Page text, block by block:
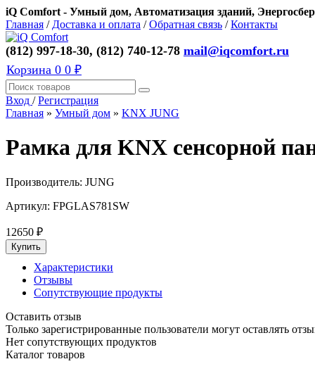
iQ Comfort - Умный дом, Автоматизация зданий,
Главная / Доставка и оплата /Обратная связь /Контакты
(812) 997-18-30, (812) 740-12-78 mail@iqcomfort.ru
Корзина 0 0 ₽
Вход /Регистрация
Главная » Умный дом » KNX JUNG
Рамка для KNX сенсорной
Производитель: JUNG
Артикул: FPGLAS781SW
12650 ₽
Характеристики
Отзывы
Сопутствующие продукты
Оставить отзыв
Только зарегистрированные пользователи могут оставлять
Нет сопутствующих продуктов
Каталог товаров